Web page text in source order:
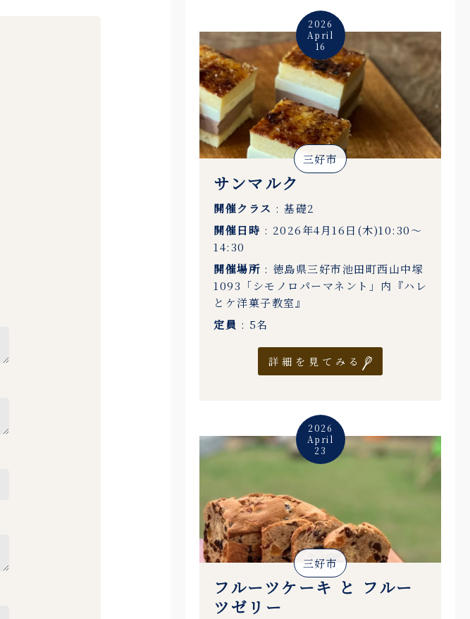
2026
April
16
三好市
サンマルク
開催クラス : 基礎2
開催日時 : 2026年4月16日(木)10:30〜
14:30
開催場所 : 徳島県三好市池田町西山中塚
1093「シモノロパーマネント」内『ハレ
とケ洋菓子教室』
定員 : 5名
詳細を見てみる
2026
April
23
三好市
フルーツケーキ と フルー
ツゼリー